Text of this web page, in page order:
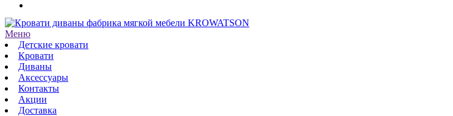
Меню
Детские кровати
Кровати
Диваны
Аксессуары
Контакты
Акции
Доставка